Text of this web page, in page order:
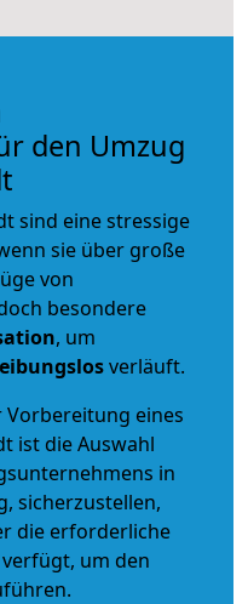
den Umzug
sind eine stressige
sie über große
von
besondere
, um
verläuft.
eines
ist die Auswahl
in
sicherzustellen,
die erforderliche
um den